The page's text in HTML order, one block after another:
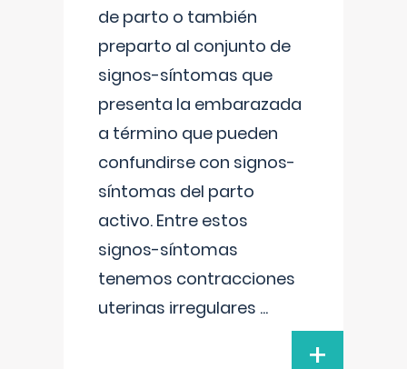
de parto o también
preparto al conjunto de
signos-síntomas que
presenta la embarazada
a término que pueden
confundirse con signos-
síntomas del parto
activo. Entre estos
signos-síntomas
tenemos contracciones
uterinas irregulares ...
+